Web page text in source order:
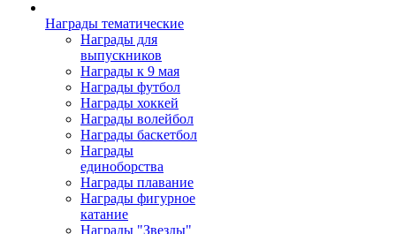
Награды тематические
Награды для
выпускников
Награды к 9 мая
Награды футбол
Награды хоккей
Награды волейбол
Награды баскетбол
Награды
единоборства
Награды плавание
Награды фигурное
катание
Награды "Звезды"